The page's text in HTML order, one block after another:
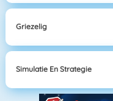
Griezelig
Simulatie En Strategie